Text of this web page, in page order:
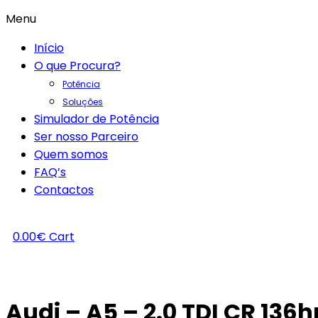
Menu
Início
O que Procura?
Potência
Soluções
Simulador de Potência
Ser nosso Parceiro
Quem somos
FAQ’s
Contactos
0.00€ Cart